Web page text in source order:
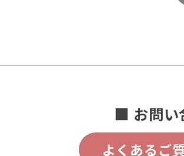
■ お問い
よくあるご